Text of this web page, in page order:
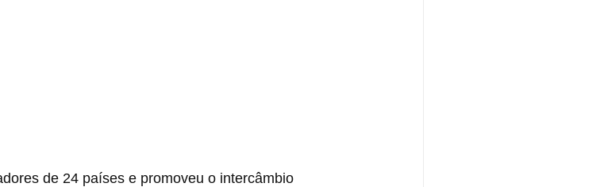
de 24 países e promoveu o intercâmbio